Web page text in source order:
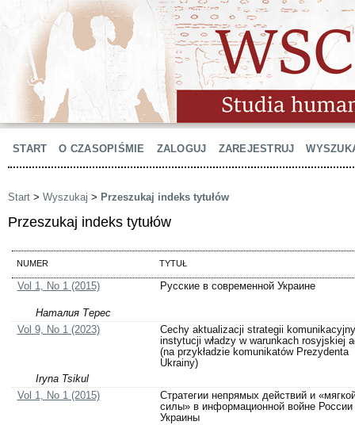
START O CZASOPIŚMIE ZALOGUJ ZAREJESTRUJ
Start > Wyszukaj > Przeszukaj indeks tytułów
Przeszukaj indeks tytułów
NUMER TYTUŁ
Vol 1, No 1 (2015) Русские в современной Украине
Наталия Терес
Vol 9, No 1 (2023)
Сechy aktualizacji strategii
instytucji władzy w warunkach rosyjskiej
(na przykładzie komunikatów Prezydenta
Ukrainy)
Iryna Tsikul
Vol 1, No 1 (2015)
Стратегии непрямых действий и
силы» в информационной войне России
Украины